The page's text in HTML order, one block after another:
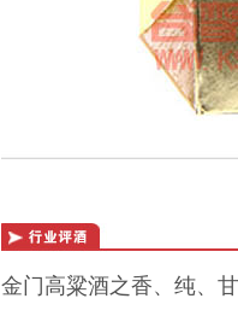
金门高粱酒之香、纯、